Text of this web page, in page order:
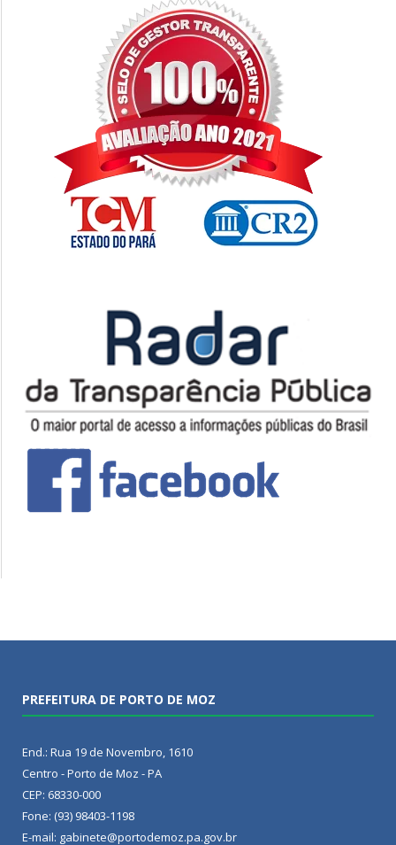
PREFEITURA DE PORTO DE MOZ
End.: Rua 19 de Novembro, 1610
Centro - Porto de Moz - PA
CEP: 68330-000
Fone: (93) 98403-1198
E-mail: gabinete@portodemoz.pa.gov.br